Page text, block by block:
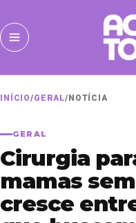
INÍCIO/GERAL/ NOTÍCIA
GERAL
Cirurgia
mamas
cresce